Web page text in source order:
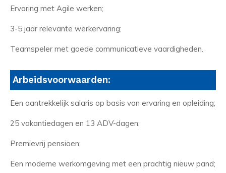
Ervaring met Agile werken;
3-5 jaar relevante werkervaring;
Teamspeler met goede communicatieve vaardigheden.
Arbeidsvoorwaarden:
Een aantrekkelijk salaris op basis van ervaring en opleiding;
25 vakantiedagen en 13 ADV-dagen;
Premievrij pensioen;
Een moderne werkomgeving met een prachtig nieuw pand;